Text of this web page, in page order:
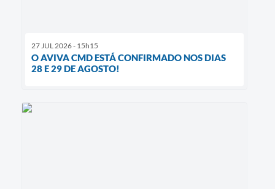
27 JUL 2026 - 15h15
O AVIVA CMD ESTÁ CONFIRMADO NOS DIAS
28 E 29 DE AGOSTO!